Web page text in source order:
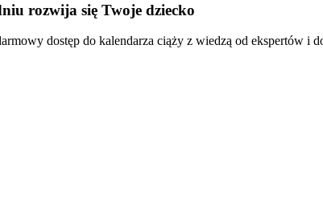
rozwija się Twoje dziecko
dostęp do kalendarza ciąży z wiedzą od ekspertów i